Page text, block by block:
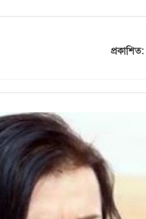
প্রকাশিত: